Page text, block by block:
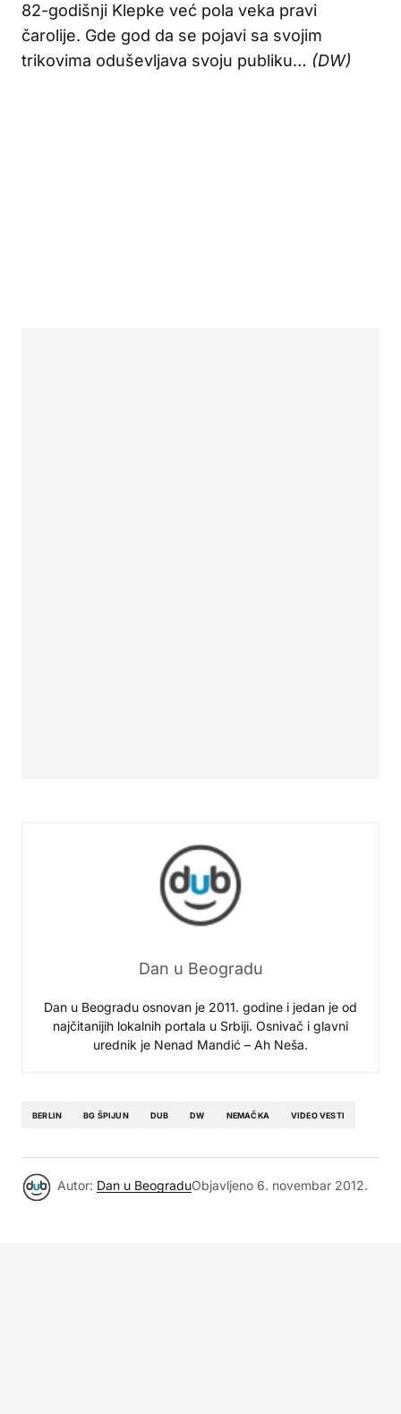
82-godišnji Klepke već pola veka pravi
čarolije. Gde god da se pojavi sa svojim
trikovima oduševljava svoju publiku… (DW)
Dan u Beogradu
Dan u Beogradu osnovan je 2011. godine i jedan je od
najčitanijih lokalnih portala u Srbiji. Osnivač i glavni
urednik je Nenad Mandić – Ah Neša.
BERLIN BG ŠPIJUN DUB DW NEMAČKA VIDEO VESTI
Autor: Dan u BeograduObjavljeno 6. novembar 2012.